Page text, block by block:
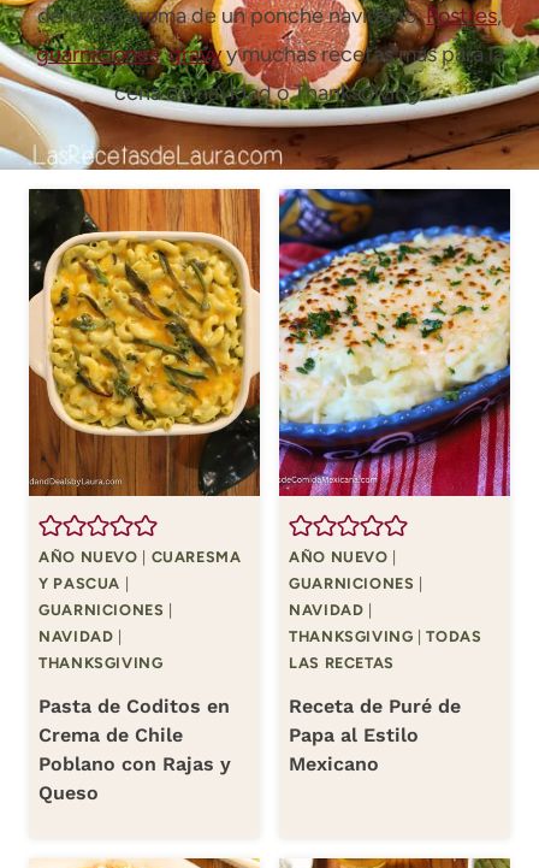
delicioso aroma de un ponche navideño.Postres,
guarniciones,gravyy muchas recetas más para la
cena de navidad o Thanksgiving.
AÑO NUEVO
CUARESMA
Y PASCUA
GUARNICIONES
NAVIDAD
THANKSGIVING
Pasta de Coditos en
Crema de Chile
Poblano con Rajas y
Queso
AÑO NUEVO
GUARNICIONES
NAVIDAD
THANKSGIVING |TODAS
LAS RECETAS
Receta de Puré de
Papa al Estilo
Mexicano